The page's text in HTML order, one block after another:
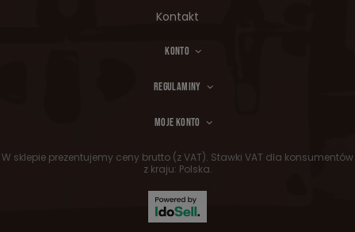
Kontakt
KONTO
REGULAMINY
MOJE KONTO
W sklepie prezentujemy ceny brutto (z VAT). Stawki VAT dla konsumentów
z kraju: Polska.